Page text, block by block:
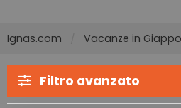
Ignas.com Vacanze in
Filtro avanzato